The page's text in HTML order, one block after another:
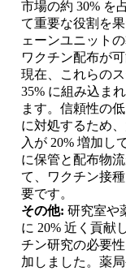
市場の約 30% を
て重要な役割を
ェーンユニット
ワクチン配布が
現在、これらの
35% に組み込ま
ます。信頼性の
に対処するため
入が 20% 増加し
に保管と配布物
て、ワクチン接
要です。
その他: 研究室や
に 20% 近く貢献
チン研究の必要
加しました。薬